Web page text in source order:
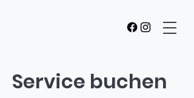
Service buchen